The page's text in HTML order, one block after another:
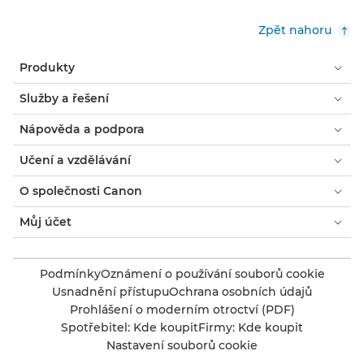
Zpět nahoru
Produkty
Služby a řešení
Nápověda a podpora
Učení a vzdělávání
O společnosti Canon
Můj účet
PodmínkyOznámení o používání souborů cookie
Usnadnění přístupuOchrana osobních údajů
Prohlášení o moderním otroctví (PDF)
Spotřebitel: Kde koupitFirmy: Kde koupit
Nastavení souborů cookie